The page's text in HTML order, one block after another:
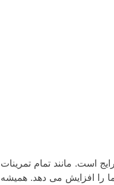
است. مانند تمام تمرینات
را افزایش می دهد. همیشه